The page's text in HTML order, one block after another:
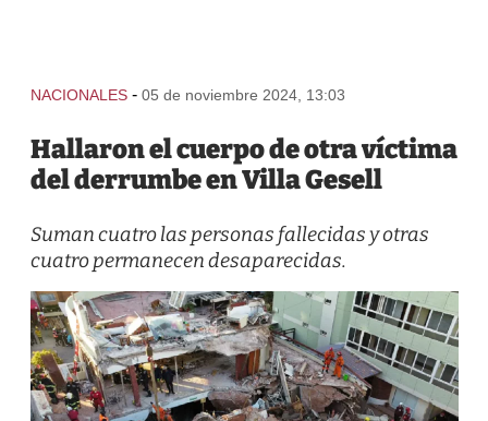
NACIONALES - 05 de noviembre 2024, 13:03
Hallaron el cuerpo de otra víctima
del derrumbe en Villa Gesell
Suman cuatro las personas fallecidas y otras
cuatro permanecen desaparecidas.